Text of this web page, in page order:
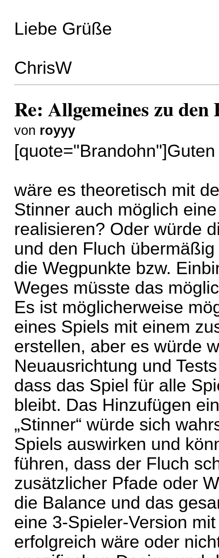
Liebe Grüße
ChrisW
Re: Allgemeines zu
von royyy
[quote="Brandohn"]Guten
wäre es theoretisch mit
Stinner auch möglich
realisieren? Oder würde
und den Fluch
die Wegpunkte bzw.
Weges müsste das
Es ist möglicherweise
eines Spiels mit einem
erstellen, aber es würde
Neuausrichtung und
dass das Spiel für alle
bleibt. Das Hinzufügen
„Stinner“ würde sich
Spiels auswirken und
führen, dass der Fluch
zusätzlicher Pfade oder
die Balance und das
eine 3-Spieler-Version
erfolgreich wäre oder